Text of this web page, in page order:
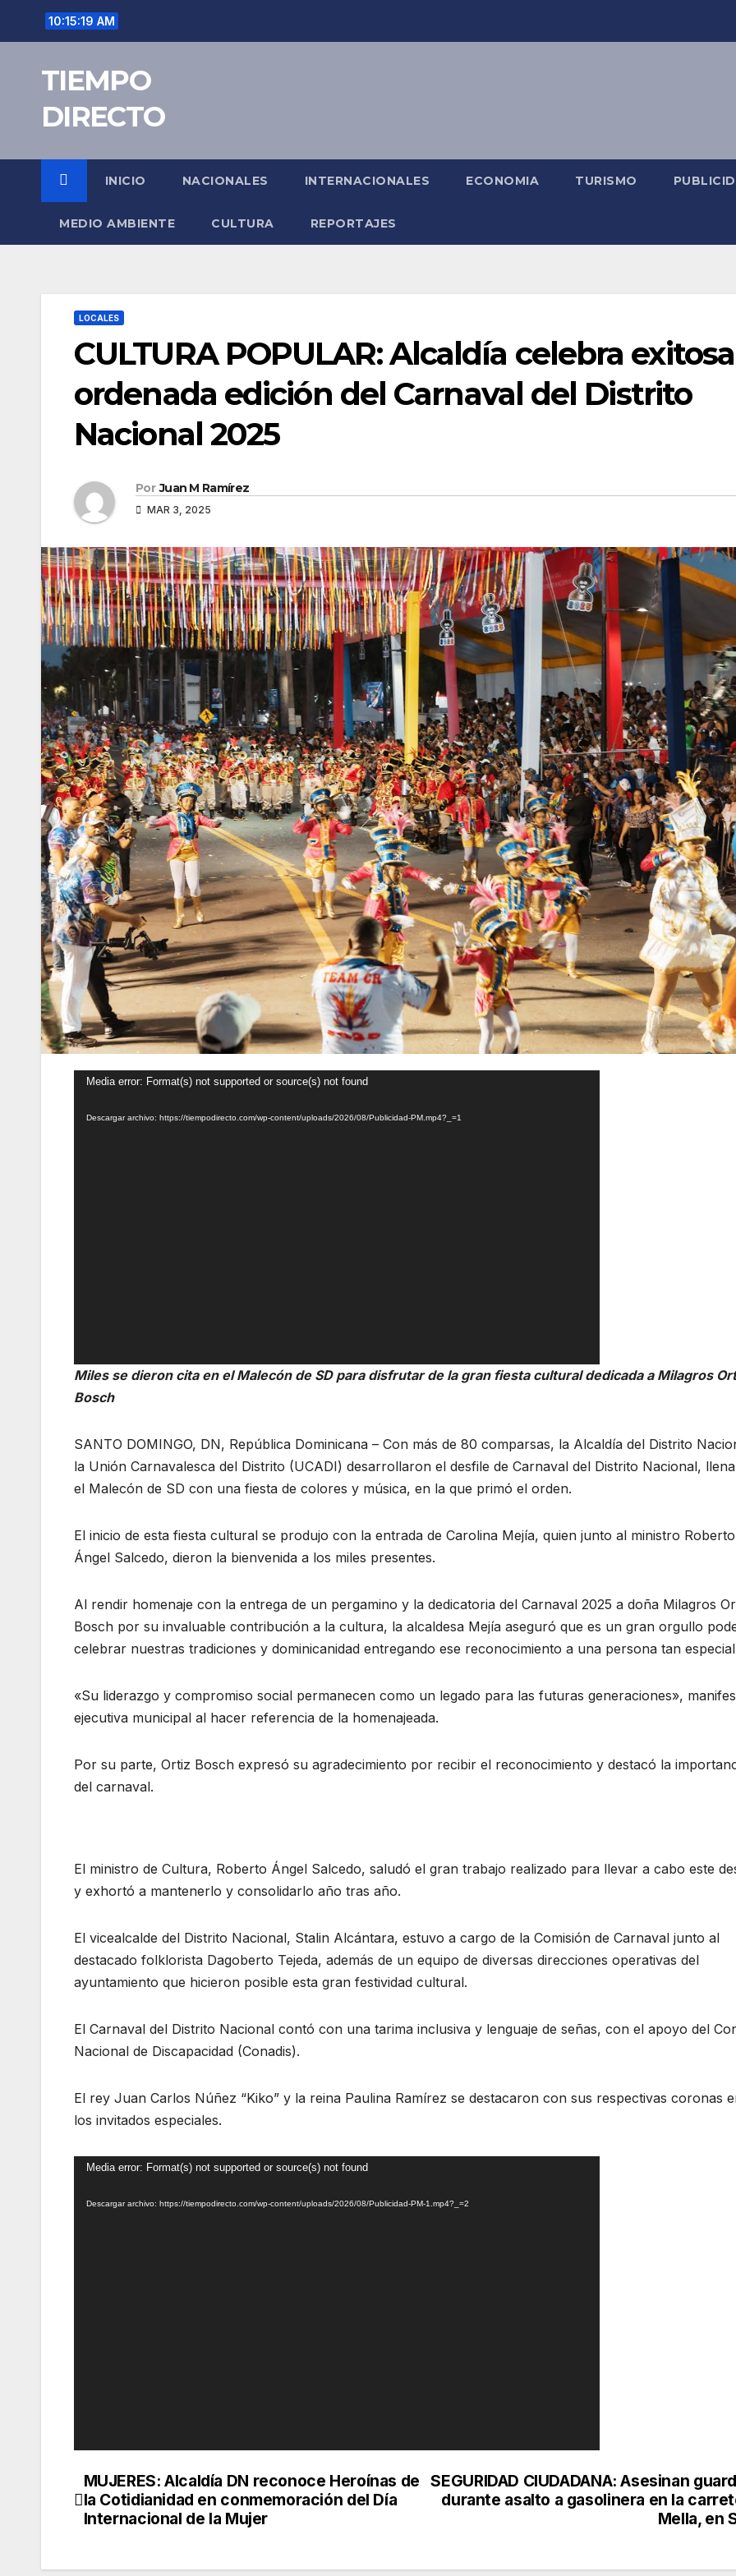
10:15:20 AM
TIEMPO
DIRECTO
INICIO NACIONALES INTERNACIONALES ECONOMIA TURISMO
MEDIO AMBIENTE CULTURA REPORTAJES
LOCALES
CULTURA POPULAR: Alcaldía celebra
ordenada edición del Carnaval del Distrito
Nacional 2025
Por Juan M Ramírez
MAR 3, 2025
Reproductor
vídeo
Media error: Format(s) not supported or source(s) not found
Descargar archivo: https://tiempodirecto.com/wp-content/uploads/2026/08/Publicidad-PM.mp4?_=1
Miles se dieron cita en el Malecón de SD para disfrutar de la gran fiesta cultural dedicada a Milagros
Bosch
SANTO DOMINGO, DN, República Dominicana – Con más de 80 comparsas, la Alcaldía del Distrito
la Unión Carnavalesca del Distrito (UCADI) desarrollaron el desfile de Carnaval del Distrito Nacional,
el Malecón de SD con una fiesta de colores y música, en la que primó el orden.
El inicio de esta fiesta cultural se produjo con la entrada de Carolina Mejía, quien junto al ministro Roberto
Ángel Salcedo, dieron la bienvenida a los miles presentes.
Al rendir homenaje con la entrega de un pergamino y la dedicatoria del Carnaval 2025 a doña Milagros
Bosch por su invaluable contribución a la cultura, la alcaldesa Mejía aseguró que es un gran orgullo
celebrar nuestras tradiciones y dominicanidad entregando ese reconocimiento a una persona tan
«Su liderazgo y compromiso social permanecen como un legado para las futuras generaciones»,
ejecutiva municipal al hacer referencia de la homenajeada.
Por su parte, Ortiz Bosch expresó su agradecimiento por recibir el reconocimiento y destacó la
del carnaval.
El ministro de Cultura, Roberto Ángel Salcedo, saludó el gran trabajo realizado para llevar a cabo este
y exhortó a mantenerlo y consolidarlo año tras año.
El vicealcalde del Distrito Nacional, Stalin Alcántara, estuvo a cargo de la Comisión de Carnaval junto al
destacado folklorista Dagoberto Tejeda, además de un equipo de diversas direcciones operativas del
ayuntamiento que hicieron posible esta gran festividad cultural.
El Carnaval del Distrito Nacional contó con una tarima inclusiva y lenguaje de señas, con el apoyo del
Nacional de Discapacidad (Conadis).
El rey Juan Carlos Núñez “Kiko” y la reina Paulina Ramírez se destacaron con sus respectivas coronas
los invitados especiales.
Reproductor
vídeo
Media error: Format(s) not supported or source(s) not found
Descargar archivo: https://tiempodirecto.com/wp-content/uploads/2026/08/Publicidad-PM-1.mp4?_=2
Navegación
de
SEGURIDAD CIUDADANA: Asesinan
durante asalto a gasolinera en la
Mella, en
MUJERES: Alcaldía DN reconoce Heroínas de
la Cotidianidad en conmemoración del Día
Internacional de la Mujer